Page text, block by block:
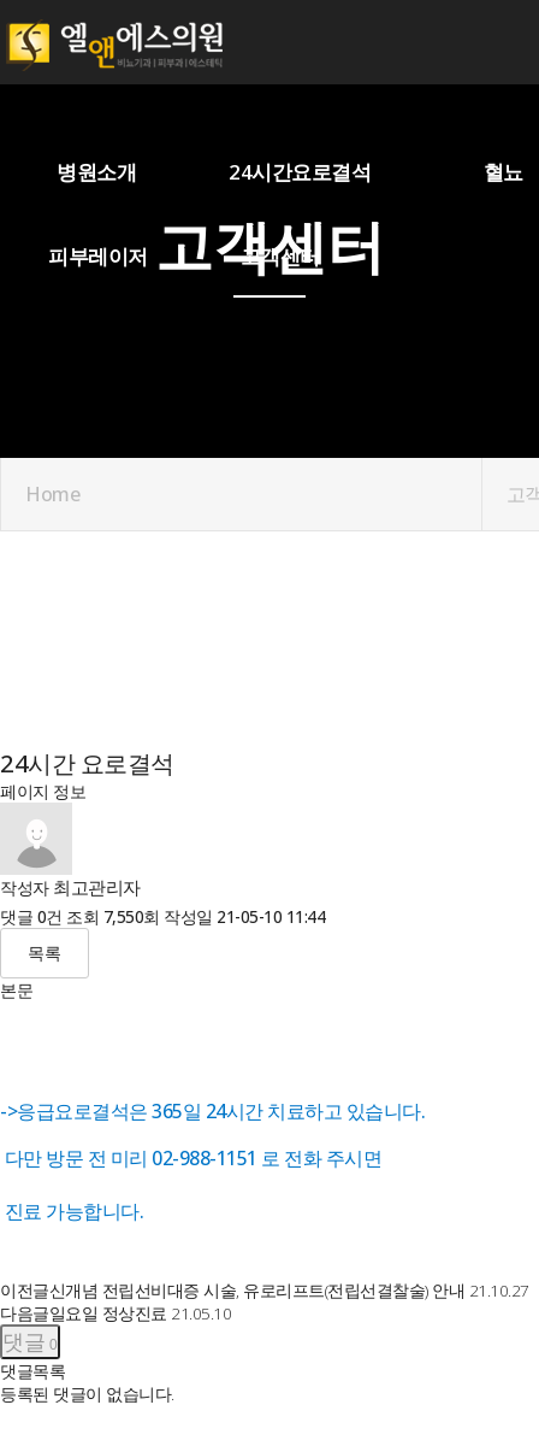
병원소개 24시간요로결석 혈뇨
피부레이저 고객센터
고객센터
Home 고
24시간 요로결석
페이지 정보
작성자 최고관리자
댓글 0건 조회 7,550회 작성일 21-05-10 11:44
목록
본문
->응급요로결석은 365일 24시간 치료하고 있습니다.
다만 방문 전 미리 02-988-1151 로 전화 주시면
진료 가능합니다.
이전글신개념 전립선비대증 시술, 유로리프트(전립선결찰술) 안내 21.10.27
다음글일요일 정상진료 21.05.10
댓글 0
댓글목록
등록된 댓글이 없습니다.